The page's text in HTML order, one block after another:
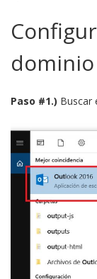
dominio
Paso #1.) Buscar